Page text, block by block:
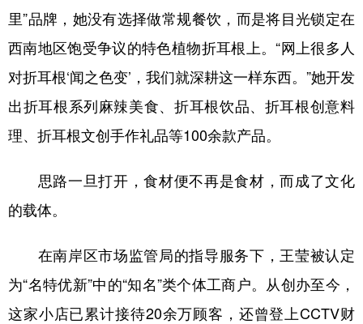
里”品牌，她没有选择做常规餐饮，而是将目光锁定在
西南地区饱受争议的特色植物折耳根上。“网上很多人
对折耳根‘闻之色变’，我们就深耕这一样东西。”她开发
出折耳根系列麻辣美食、折耳根饮品、折耳根创意料
理、折耳根文创手作礼品等100余款产品。
思路一旦打开，食材便不再是食材，而成了文化
的载体。
在南岸区市场监管局的指导服务下，王莹被认定
为“名特优新”中的“知名”类个体工商户。从创办至今，
这家小店已累计接待20余万顾客，还曾登上CCTV财